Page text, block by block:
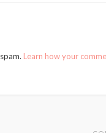
Learn how your